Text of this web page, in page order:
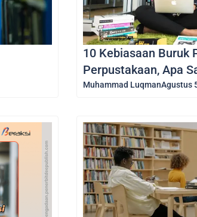
10 Kebiasaan Buruk
Perpustakaan, Apa
Muhammad LuqmanAgustus